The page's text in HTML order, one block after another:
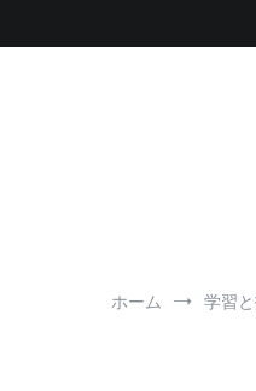
ホーム 学習